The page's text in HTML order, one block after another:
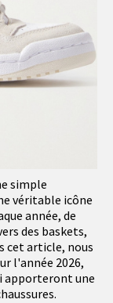
simple
véritable icône
année, de
des baskets,
cet article, nous
l'année 2026,
apporteront une